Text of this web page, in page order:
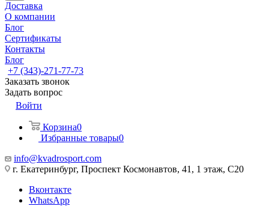
Доставка
О компании
Блог
Сертификаты
Контакты
Блог
+7 (343)-271-77-73
Заказать звонок
Задать вопрос
Войти
Корзина0
Избранные товары0
info@kvadrosport.com
г. Екатеринбург, Проспект Космонавтов, 41, 1 этаж, С20
Вконтакте
WhatsApp